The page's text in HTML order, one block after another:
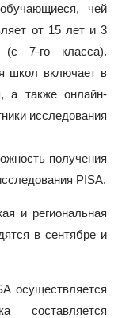
чей
от 15 лет и 3
7-го класса).
школ включает в
а также онлайн-
исследования
получения
PISA.
и региональная
в сентябре и
осуществляется
составляется